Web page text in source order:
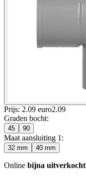
Prijs: 2.09 euro2.09
Graden bocht:
45 90
Maat aansluiting 1 :
32 mm 40 mm
Online bijna uitverkocht